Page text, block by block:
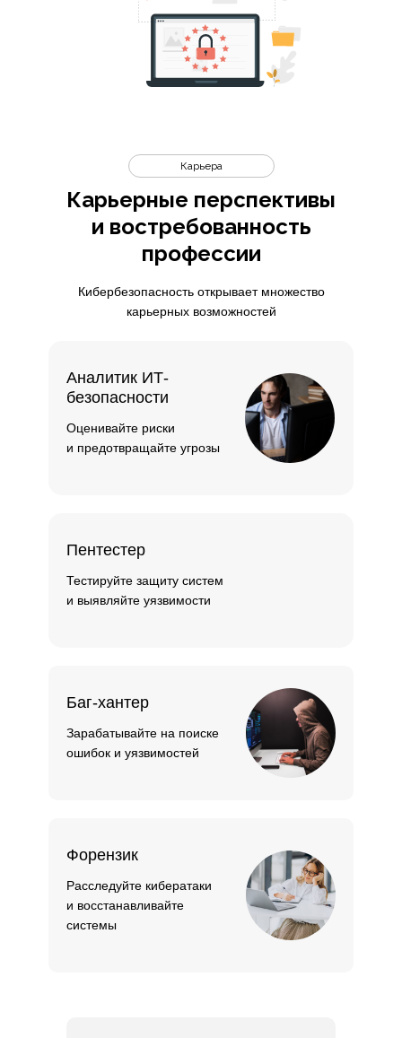
Карьерные перспективы
и востребованность
профессии
Карьера
Кибербезопасность открывает множество
карьерных возможностей
Аналитик ИТ-
безопасности
Оценивайте риски
и предотвращайте угрозы
Пентестер
Тестируйте защиту систем
и выявляйте уязвимости
Баг-хантер
Зарабатывайте на поиске
ошибок и уязвимостей
Форензик
Расследуйте кибератаки
и восстанавливайте
системы